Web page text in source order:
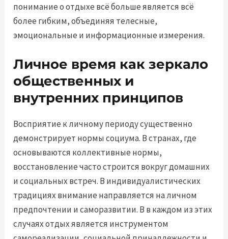
понимание о отдыхе всё больше является всё
более гибким, объединяя телесные,
эмоциональные и информационные измерения.
Личное время как зеркало
общественных и
внутренних принципов
Восприятие к личному периоду существенно
демонстрирует нормы социума. В странах, где
основываются коллективные нормы,
восстановление часто строится вокруг домашних
и социальных встреч. В индивидуалистических
традициях внимание направляется на личном
предпочтении и саморазвитии. В в каждом из этих
случаях отдых является инструментом